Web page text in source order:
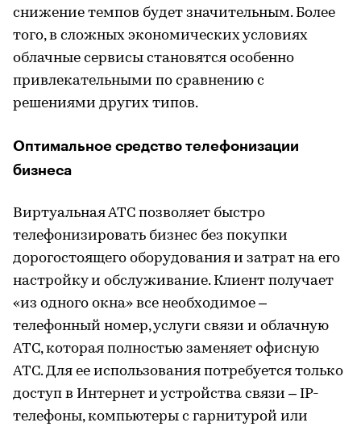
снижение темпов будет значительным. Более
того, в сложных экономических условиях
облачные сервисы становятся особенно
привлекательными по сравнению с
решениями других типов.
Оптимальное средство телефонизации
бизнеса
Виртуальная АТС позволяет быстро
телефонизировать бизнес без покупки
дорогостоящего оборудования и затрат на его
настройку и обслуживание. Клиент получает
«из одного окна» все необходимое –
телефонный номер, услуги связи и облачную
АТС, которая полностью заменяет офисную
АТС. Для ее использования потребуется только
доступ в Интернет и устройства связи – IP-
телефоны, компьютеры с гарнитурой или